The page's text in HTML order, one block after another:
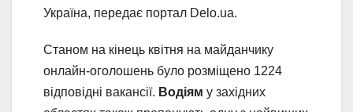
Україна, передає портал Delo.ua.
Станом на кінець квітня на майданчику
онлайн-оголошень було розміщено 1224
відповідні вакансії. Водіям у західних